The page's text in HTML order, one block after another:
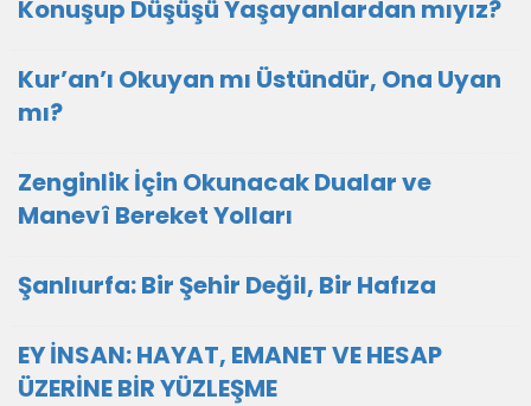
Konuşup Düşüşü Yaşayanlardan mıyız?
Kur’an’ı Okuyan mı Üstündür, Ona Uyan
mı?
Zenginlik İçin Okunacak Dualar ve
Manevî Bereket Yolları
Şanlıurfa: Bir Şehir Değil, Bir Hafıza
EY İNSAN: HAYAT, EMANET VE HESAP
ÜZERİNE BİR YÜZLEŞME